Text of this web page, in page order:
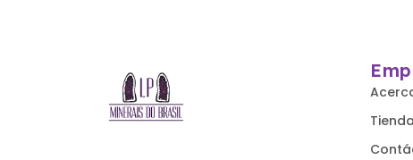
Tienda